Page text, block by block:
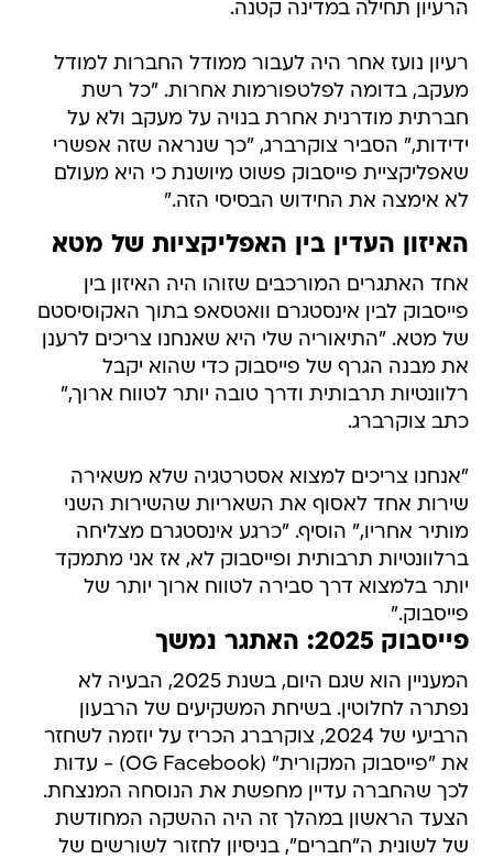
הרעיון תחילה במדינה קטנה.
רעיון נועז אחר היה לעבור ממודל החברות למודל
מעקב, בדומה לפלטפורמות אחרות. "כל רשת
חברתית מודרנית אחרת בנויה על מעקב ולא על
ידידות," הסביר צוקרברג, "כך שנראה שזה אפשרי
שאפליקציית פייסבוק פשוט מיושנת כי היא מעולם
לא אימצה את החידוש הבסיסי הזה."
האיזון העדין בין האפליקציות של מטא
אחד האתגרים המורכבים שזוהו היה האיזון בין
פייסבוק לבין אינסטגרם וואטסאפ בתוך האקוסיסטם
של מטא. "התיאוריה שלי היא שאנחנו צריכים לרענן
את מבנה הגרף של פייסבוק כדי שהוא יקבל
רלוונטיות תרבותית ודרך טובה יותר לטווח ארוך,"
כתב צוקרברג.
"אנחנו צריכים למצוא אסטרטגיה שלא משאירה
שירות אחד לאסוף את השאריות שהשירות השני
מותיר אחריו," הוסיף. "כרגע אינסטגרם מצליחה
ברלוונטיות תרבותית ופייסבוק לא, אז אני מתמקד
יותר בלמצוא דרך סבירה לטווח ארוך יותר של
פייסבוק."
פייסבוק 2025: האתגר נמשך
המעניין הוא שגם היום, בשנת 2025, הבעיה לא
נפתרה לחלוטין. בשיחת המשקיעים של הרבעון
הרביעי של 2024, צוקרברג הכריז על יוזמה לשחזר
את "פייסבוק המקורית" (OG Facebook) - עדות
לכך שהחברה עדיין מחפשת את הנוסחה המנצחת.
הצעד הראשון במהלך זה היה ההשקה המחודשת
של לשונית ה"חברים", בניסיון לחזור לשורשים של